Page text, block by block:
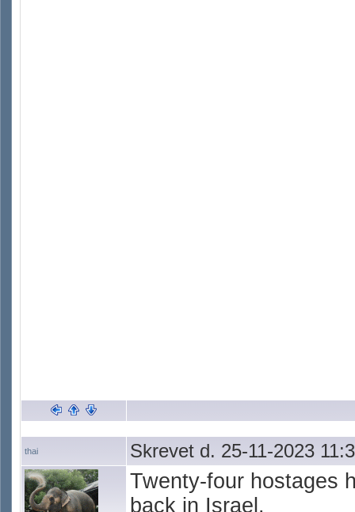
thai Skrevet d. 25-11-2023
Twenty-four hostages
back in Israel.